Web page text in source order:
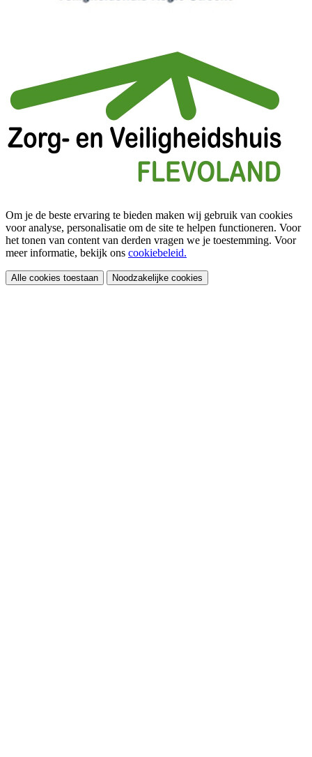
Om je de beste ervaring te bieden maken wij gebruik van cookies
voor analyse, personalisatie om de site te helpen functioneren. Voor
het tonen van content van derden vragen we je toestemming. Voor
meer informatie, bekijk ons cookiebeleid.
Alle cookies toestaan Noodzakelijke cookies